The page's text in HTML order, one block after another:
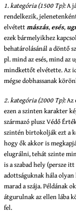
1. kategória (1500 Tp):A
rendelkezik,
elvétettmászás, esés,
ezek bármelyikhez
behatárolásánál a döntő
pl. mind az esés, mind az
mindkettőt elvétette. Az
mégse dobhassanak
2. kategória (2000 Tp):Az
ezen a szinten karakter
származó plusz Védő
szintén birtokolják ezt a
hogy ők akkor is
elugrálni, tehát szinte
is a szabad hely (persze
adottságuknak hála
marad a szája. Példának
átgurulnak az ellen lába
fel.